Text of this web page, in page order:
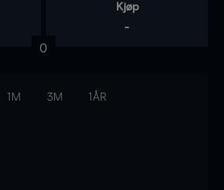
Kjøp
-
0
1M 3M 1ÅR